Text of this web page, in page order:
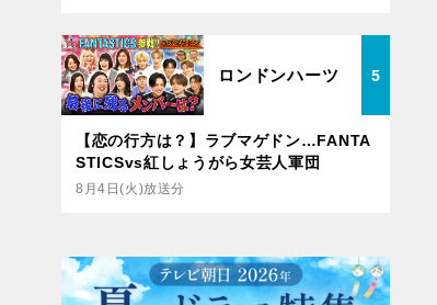
ロンドンハーツ 5
【恋の行方は？】ラブマゲドン…FANTA
STICSvs紅しょうがら女芸人軍団
8月4日(火)放送分